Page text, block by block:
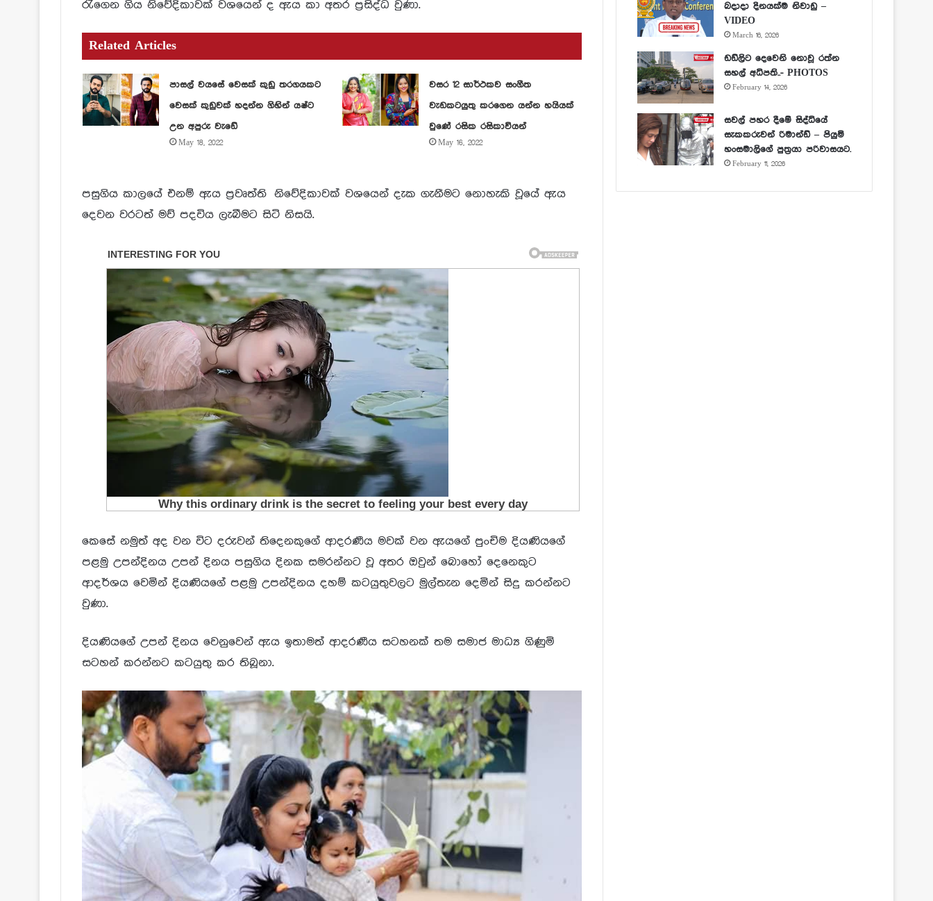
රැගෙන ගිය නිවේදිකාවක් වශයෙන් ද ඇය කා අතර ප්‍රසිද්ධ වුණා.
Related Articles
පාසල් වයසේ වෙසක් කුඩු තරගයකට
වෙසක් කුඩුවක් හදන්න ගිහින් යෂ්ට
උන අපුරු වැඩේ
May 18, 2022
වසර 12 සාර්ථකව සංගීත
වැඩකටයුතු කරගෙන යන්න හයියක්
වුණේ රසික රසිකාවියන්
May 16, 2022
පසුගිය කාලයේ එනම් ඇය ප්‍රවෘත්ති නිවේදිකාවක් වශයෙන් දැක ගැනීමට නොහැකි වූයේ ඇය
දෙවන වරටත් මව් පදවිය ලැබීමට සිටි නිසයි.
කෙසේ නමුත් අද වන විට දරුවන් තිදෙනකුගේ ආදරණීය මවක් වන ඇයගේ පුංචිම දියණියගේ
පළමු උපන්දිනය උපන් දිනය පසුගිය දිනක සමරන්නට වූ අතර ඔවුන් බොහෝ දෙනෙකුට
ආදර්ශය වෙමින් දියණියගේ පළමු උපන්දිනය දහම් කටයුතුවලට මුල්තැන දෙමින් සිදු කරන්නට
වුණා.
දියණියගේ උපන් දිනය වෙනුවෙන් ඇය ඉතාමත් ආදරණීය සටහනක් තම සමාජ මාධ්‍ය ගිණුමි
සටහන් කරන්නට කටයුතු කර තිබූනා.
බදාදා දිනයක්ම නිවාඩු –
VIDEO
March 16, 2026
ඩඩ්ලිට දෙවෙනි නොවූ රත්න
සහල් අධිපති..- PHOTOS
February 14, 2026
සවල් පහර දීමේ සිද්ධියේ
සැකකරුවන් රිමාන්ඩ් – පියුමි
හංසමාලිගේ පුත්‍රයා පරිවාසයට.
February 11, 2026